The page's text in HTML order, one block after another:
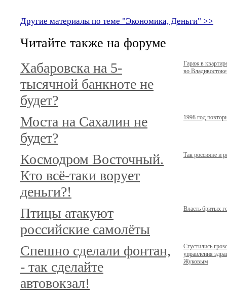
Другие материалы по теме "Экономика, Деньги" >>
Читайте также на форуме
Хабаровска на 5-
тысячной банкноте не
будет?
Гараж в
во
Моста на Сахалин не
будет?
1998 год
Космодром Восточный.
Кто всё-таки ворует
деньги?!
Так россияне и
Птицы атакуют
российские самолёты
Власть бритых
Спешно сделали фонтан,
- так сделайте
автовокзал!
Сгустились
управления
Жуковым